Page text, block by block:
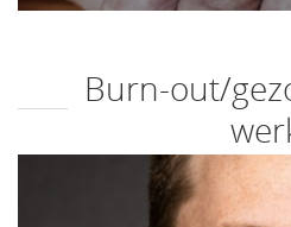
Burn-out/